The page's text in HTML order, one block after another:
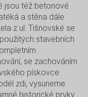
jsou též betonové
a stěna dále
z ul. Tišnovské se
stavebních
se zachováním
pískovce.
zdi, vysuneme
historické prvky